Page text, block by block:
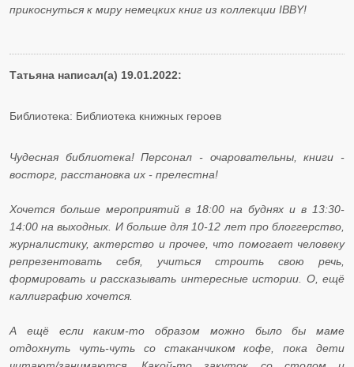
прикоснуться к миру немецких книг из коллекции IBBY!
Татьяна написал(а) 19.01.2022:
Библиотека: Библиотека книжных героев
Чудесная библиотека! Персонал - очаровательны, книги -
восторг, расстановка их - прелестна!
Хочется больше мероприятий в 18:00 на буднях и в 13:30-
14:00 на выходных. И больше для 10-12 лет про блоггерство,
журналистику, актерство и прочее, что помогает человеку
репрезентовать себя, учиться строить свою речь,
формировать и рассказывать интересные истории. О, ещё
каллиграфию хочется.
А ещё если каким-то образом можно было бы маме
отдохнуть чуть-чуть со стаканчиком кофе, пока дети